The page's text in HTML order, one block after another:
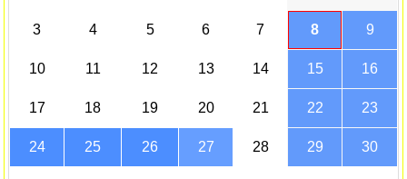
3 4 5 6 7 8 9
10 11 12 13 14 15 16
17 18 19 20 21 22 23
24 25 26 27 28 29 30